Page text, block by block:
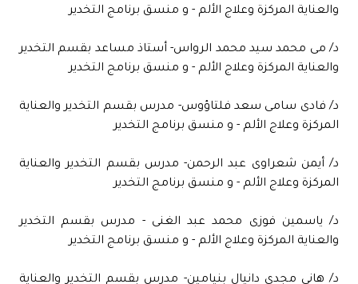
والعناية المركزة وعلاج الألم - و منسق برنامج التخدير
د/ مى محمد سيد محمد الرواس- أستاذ مساعد بقسم التخدير
والعناية المركزة وعلاج الألم - و منسق برنامج التخدير
د/ فادى سامى سعد فلتاؤوس- مدرس بقسم التخدير والعناية
المركزة وعلاج الألم - و منسق برنامج التخدير
د/ أيمن شعراوى عبد الرحمن- مدرس بقسم التخدير والعناية
المركزة وعلاج الألم - و منسق برنامج التخدير
د/ ياسمين فوزى محمد عبد الغنى - مدرس بقسم التخدير
والعناية المركزة وعلاج الألم - و منسق برنامج التخدير
د/ هانى مجدى دانيال بنيامين- مدرس بقسم التخدير والعناية